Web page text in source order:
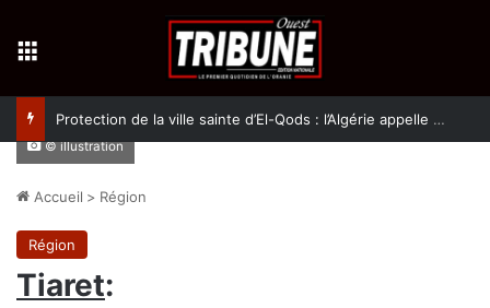
Protection de la ville sainte d’El-Qods : l’Algérie appelle à une action collective
© illustration
Accueil > Région
Région
Tiaret: